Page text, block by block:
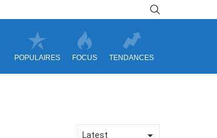
POPULAIRES FOCUS TENDANCES